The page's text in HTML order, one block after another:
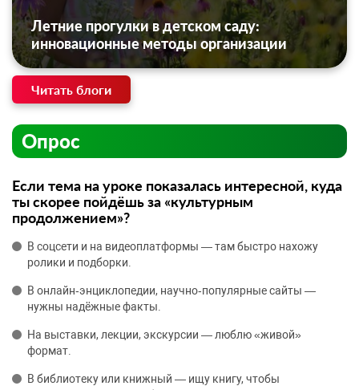
Летние прогулки в детском саду:
инновационные методы организации
Читать блоги
Опрос
Если тема на уроке показалась интересной, куда
ты скорее пойдёшь за «культурным
продолжением»?
В соцсети и на видеоплатформы — там быстро нахожу
ролики и подборки.
В онлайн‑энциклопедии, научно‑популярные сайты —
нужны надёжные факты.
На выставки, лекции, экскурсии — люблю «живой»
формат.
В библиотеку или книжный — ищу книгу, чтобы